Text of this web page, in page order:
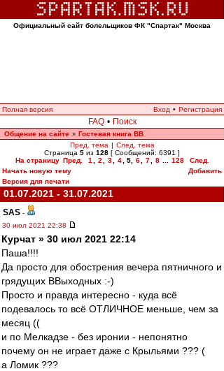
Официальный сайт болельщиков ФК "Спартак" Москва
Полная версия Вход • Регистрация
FAQ • Поиск
Общение на сайте » Гостевая книга ВВ
Пред. тема | След. тема
Страница 5 из 128 [ Сообщений: 6391 ]
На страницу Пред. 1 2 3 4 5, 6 7 8 128
След.
Начать новую тему
Добавить
Версия для печати
01.07.2021 - 31.07.2021
SAS -
30 июл 2021 22:38
Курчат » 30 июл 2021 22:14
Паша!!!!
Да просто для обострения вечера пятничного и
грядущих ВВыходных :-)
Просто и правда интересно - куда всё
подевалось то всё ОТЛИЧНОЕ меньше, чем за
месяц ((
и по Мелкадзе - без иронии - непонятно
почему он не играет даже с Крыльями ??? (
а Ломик ???